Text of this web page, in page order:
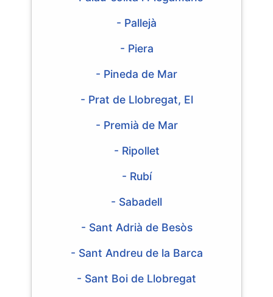
- Pallejà
- Piera
- Pineda de Mar
- Prat de Llobregat, El
- Premià de Mar
- Ripollet
- Rubí
- Sabadell
- Sant Adrià de Besòs
- Sant Andreu de la Barca
- Sant Boi de Llobregat